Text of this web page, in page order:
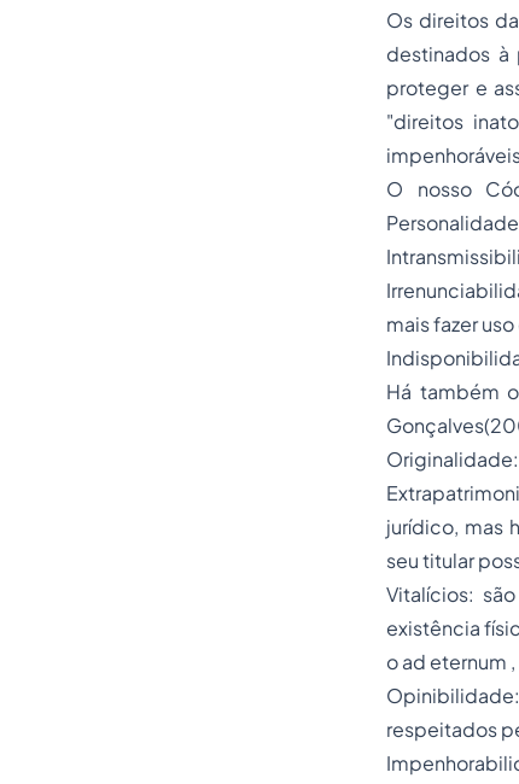
Os direitos
destinados à
proteger e
"direitos
O nosso
mais fazer
Há também
jurídico, mas
seu titular
Vitalícios:
existência
oad eternum
respeitados